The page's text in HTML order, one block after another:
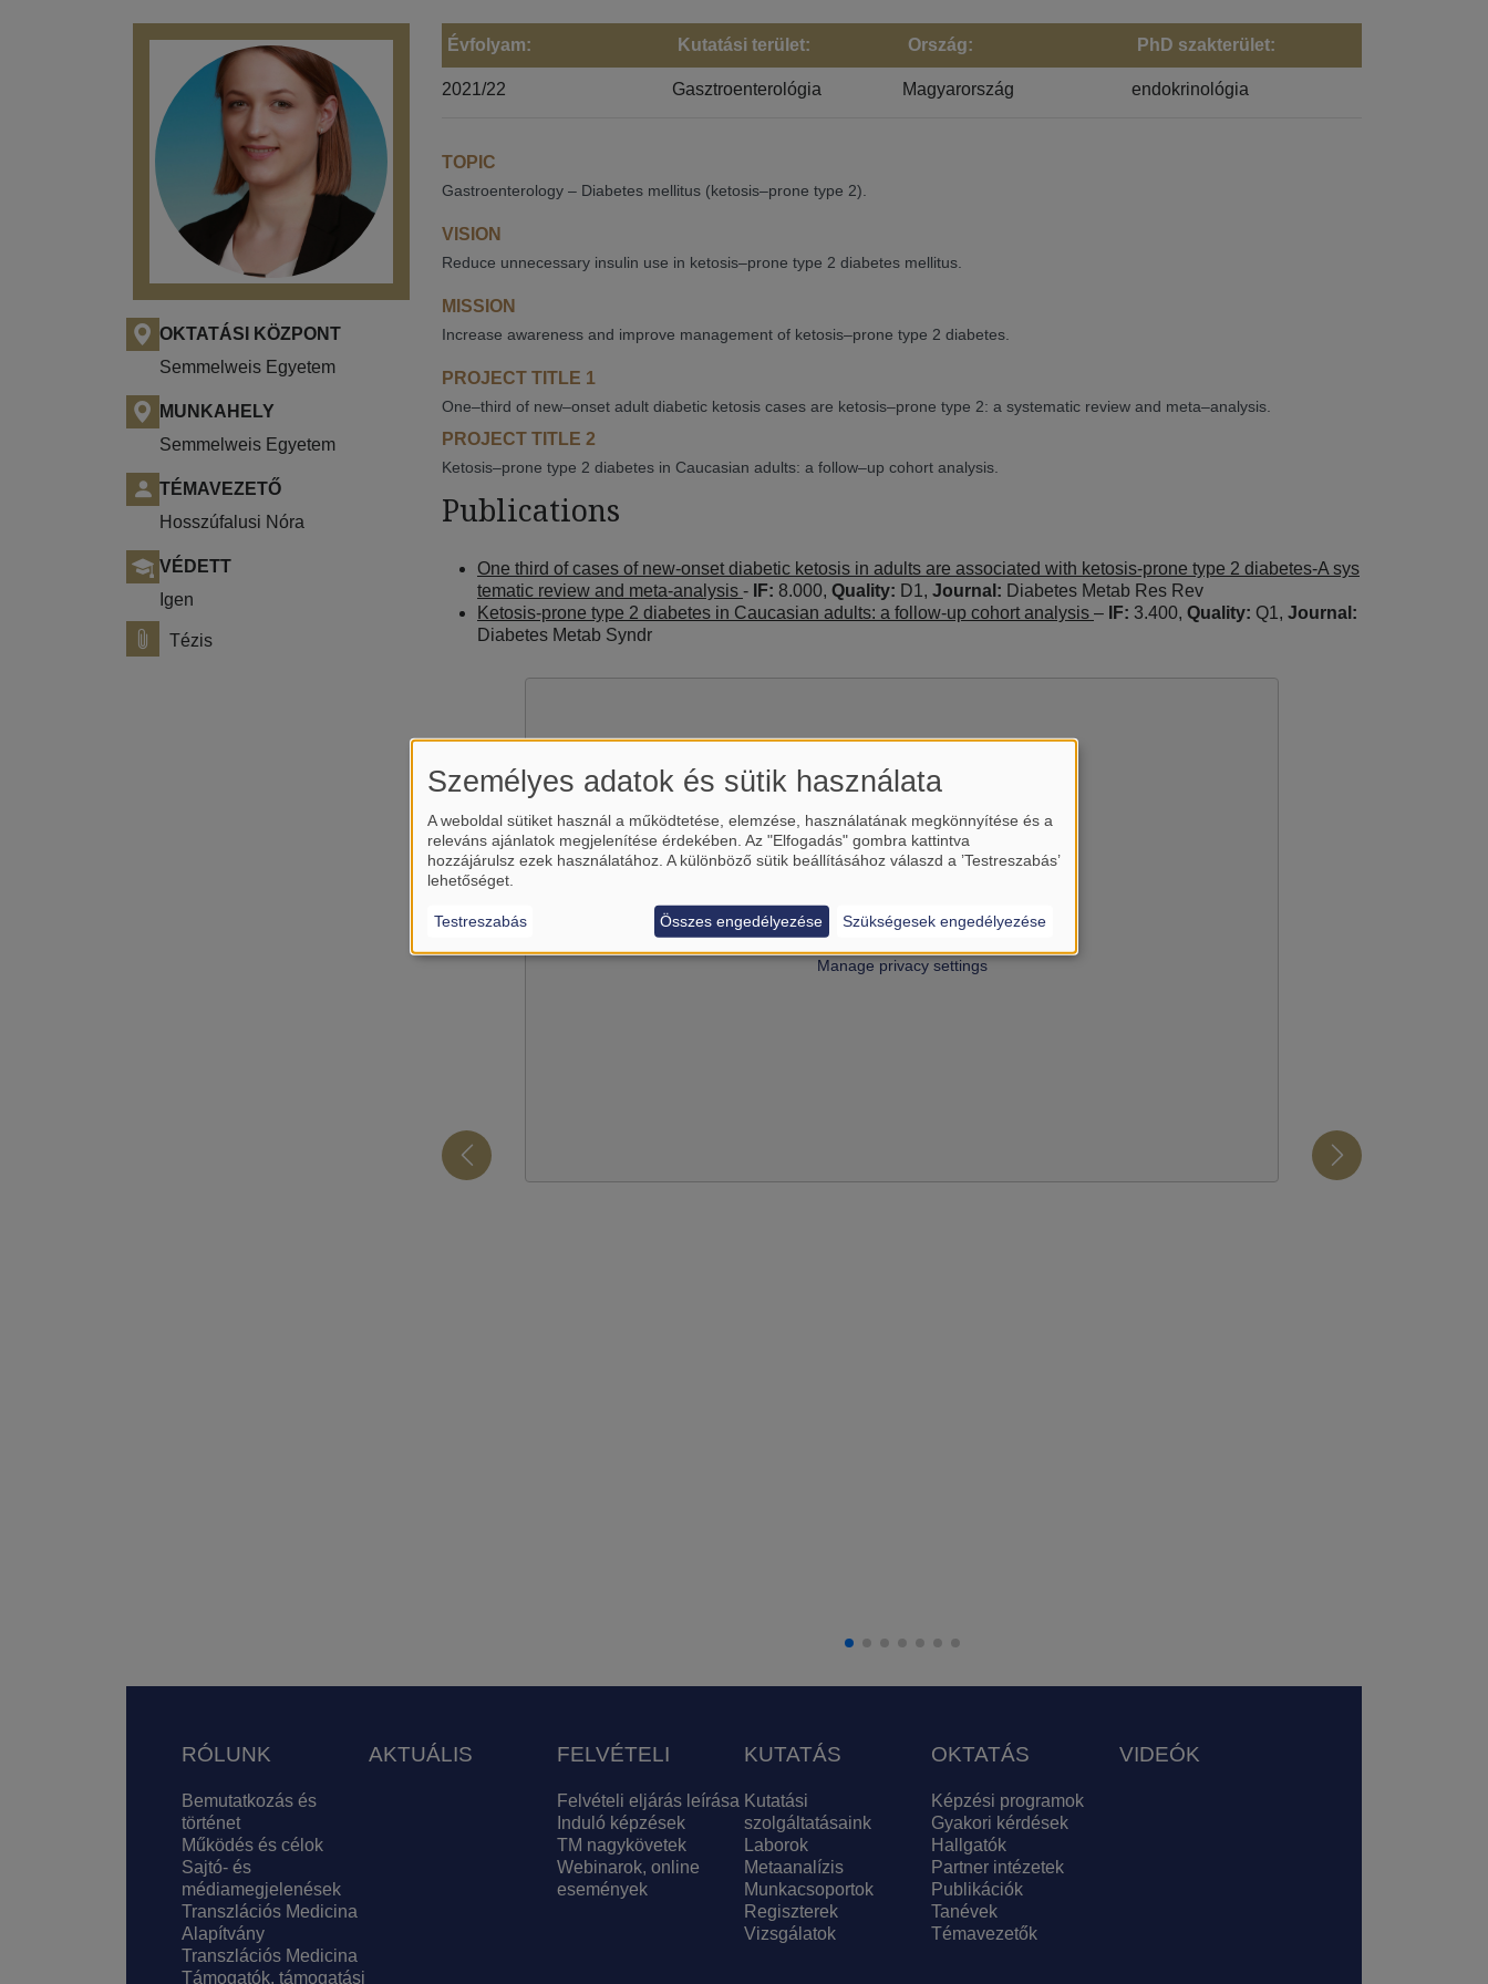
OKTATÁSI KÖZPONT
Semmelweis Egyetem
MUNKAHELY
Semmelweis Egyetem
TÉMAVEZETŐ
Hosszúfalusi Nóra
VÉDETT
Igen
Tézis
Évfolyam:
2021/22
Kutatási terület:
Gasztroenterológia
Ország:
Magyarország
PhD szakterület:
endokrinológia
TOPIC
Gastroenterology – Diabetes mellitus (ketosis–prone type 2).
VISION
Reduce unnecessary insulin use in ketosis–prone type 2 diabetes mellitus.
MISSION
Increase awareness and improve management of ketosis–prone type 2 diabetes.
PROJECT TITLE 1
One–third of new–onset adult diabetic ketosis cases are ketosis–prone type 2: a systematic review and meta–analysis.
PROJECT TITLE 2
Ketosis–prone type 2 diabetes in Caucasian adults: a follow–up cohort analysis.
Publications
One third of cases of new-onset diabetic ketosis in adults are associated with ketosis-prone type 2 diabetes-A sys
tematic review and meta-analysis - IF: 8.000, Quality: D1, Journal: Diabetes Metab Res Rev
Ketosis-prone type 2 diabetes in Caucasian adults: a follow-up cohort analysis – IF: 3.400, Quality: Q1, Journal:
Diabetes Metab Syndr
Igen (csak most)
Manage privacy settings
Lábléc
RÓLUNK
Bemutatkozás és
történet
Működés és célok
Sajtó- és
médiamegjelenések
Transzlációs Medicina
Alapítvány
Transzlációs Medicina
Támogatók, támogatási
AKTUÁLIS FELVÉTELI
Felvételi eljárás leírása
Induló képzések
TM nagykövetek
Webinarok, online
események
KUTATÁS
Kutatási
szolgáltatásaink
Laborok
Metaanalízis
Munkacsoportok
Regiszterek
Vizsgálatok
OKTATÁS
Képzési programok
Gyakori kérdések
Hallgatók
Partner intézetek
Publikációk
Tanévek
Témavezetők
VIDEÓK
Személyes adatok és sütik használata
A weboldal sütiket használ a működtetése, elemzése, használatának megkönnyítése és a
releváns ajánlatok megjelenítése érdekében. Az "Elfogadás" gombra kattintva
hozzájárulsz ezek használatához. A különböző sütik beállításához válaszd a ’Testreszabás’
lehetőséget.
Testreszabás Szükségesek engedélyezése
Összes engedélyezése